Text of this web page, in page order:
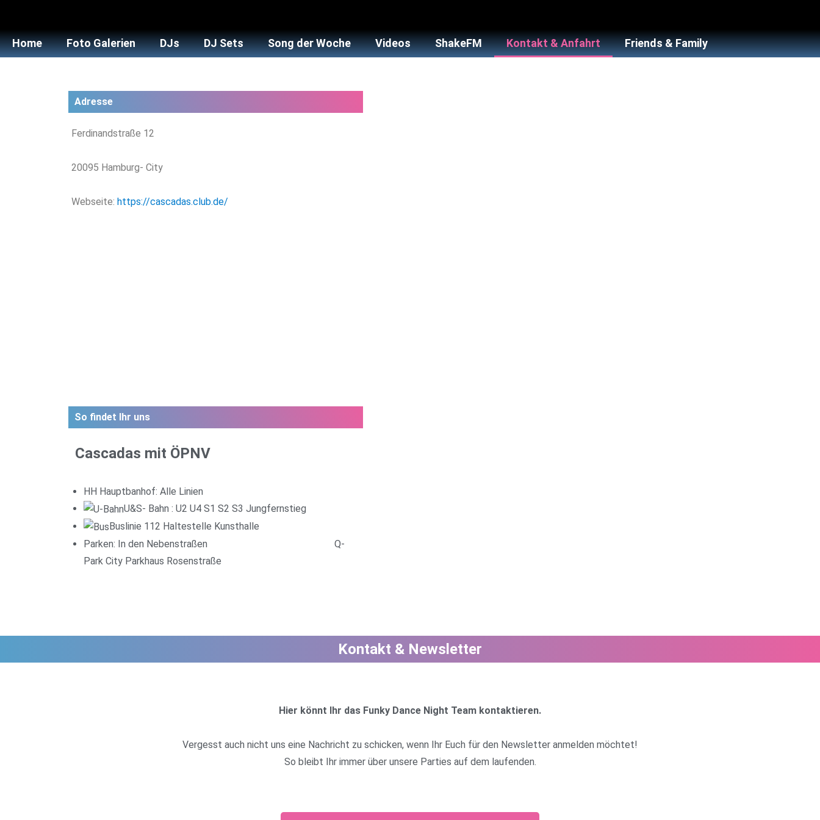
Home Foto Galerien DJs DJ Sets Song der Woche Videos ShakeFM Kontakt & Anfahrt Friends & Family
Adresse
Ferdinandstraße 12
20095 Hamburg- City
Webseite: https://cascadas.club.de/
So findet Ihr uns
Cascadas mit ÖPNV
HH Hauptbanhof: Alle Linien
U&S- Bahn : U2 U4 S1 S2 S3 Jungfernstieg
Buslinie 112 Haltestelle Kunsthalle
Parken: In den Nebenstraßen Q-
Park City Parkhaus Rosenstraße
Kontakt & Newsletter
Hier könnt Ihr das Funky Dance Night Team kontaktieren.
Vergesst auch nicht uns eine Nachricht zu schicken, wenn Ihr Euch für den Newsletter anmelden möchtet!
So bleibt Ihr immer über unsere Parties auf dem laufenden.